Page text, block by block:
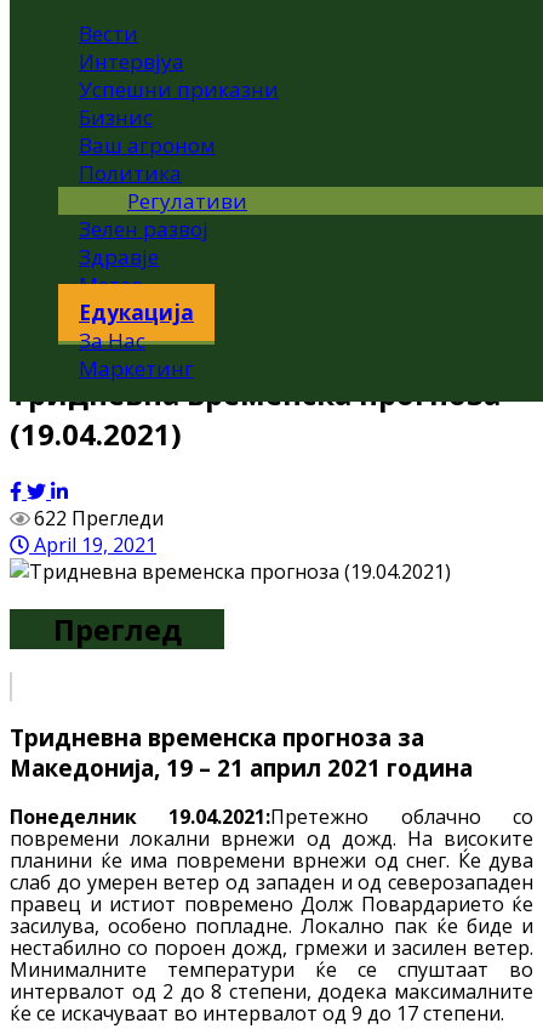
Вести
Интервјуа
Успешни приказни
Бизнис
Ваш агроном
Политика
Регулативи
Зелен развој
Здравје
Метео
Едукација
За Нас
Маркетинг
Тридневна временска прогноза
(19.04.2021)
622 Прегледи
April 19, 2021
Преглед
Тридневна временска прогноза за
Македонија, 19 – 21 април 2021 година
Понеделник 19.04.2021:Претежно облачно со
повремени локални врнежи од дожд. На високите
планини ќе има повремени врнежи од снег. Ќе дува
слаб до умерен ветер од западен и од северозападен
правец и истиот повремено Долж Повардарието ќе
засилува, особено попладне. Локално пак ќе биде и
нестабилно со пороен дожд, грмежи и засилен ветер.
Минималните температури ќе се спуштаат во
интервалот од 2 до 8 степени, додека максималните
ќе се искачуваат во интервалот од 9 до 17 степени.